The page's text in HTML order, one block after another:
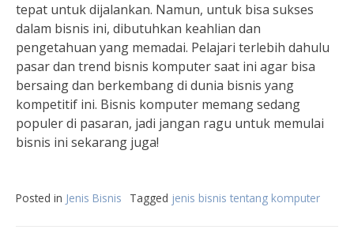
tepat untuk dijalankan. Namun, untuk bisa sukses
dalam bisnis ini, dibutuhkan keahlian dan
pengetahuan yang memadai. Pelajari terlebih dahulu
pasar dan trend bisnis komputer saat ini agar bisa
bersaing dan berkembang di dunia bisnis yang
kompetitif ini. Bisnis komputer memang sedang
populer di pasaran, jadi jangan ragu untuk memulai
bisnis ini sekarang juga!
Posted in Jenis Bisnis Tagged jenis bisnis tentang komputer